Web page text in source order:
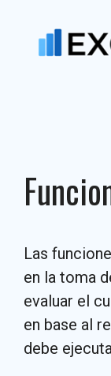
contenido
Las
en la toma
evaluar el
en base al
debe